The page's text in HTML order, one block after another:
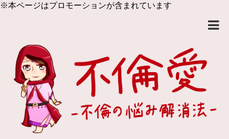
※本ページはプロモーションが含まれています